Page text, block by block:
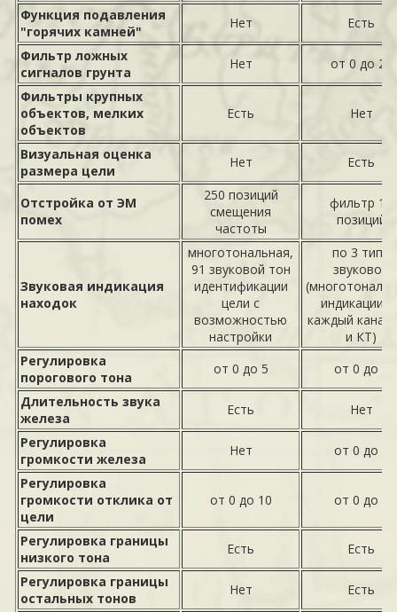
Функция подавления
"горячих камней"
Нет
Есть
Фильтр ложных
сигналов грунта
Нет
от 0 до 20
Фильтры крупных
объектов, мелких
объектов
Есть Нет
Визуальная оценка
размера цели
Нет Есть
Отстройка от ЭМ
помех
250 позиций
смещения
частоты
фильтр 15
позиций
Звуковая индикация
находок
многотональная,
91 звуковой тон
идентификации
цели с
возможностью
настройки
по 3 типа
звуковой
индикации
каждый канал
и КТ)
Регулировка
порогового тона
от 0 до 5
от 0 до 9
Длительность звука
железа
Есть
Нет
Регулировка
громкости железа
Нет
от 0 до 9
Регулировка
громкости отклика от
цели
от 0 до 10 от 0 до 9
Регулировка границы
низкого тона
Есть
Есть
Регулировка границы
остальных тонов
Нет
Есть